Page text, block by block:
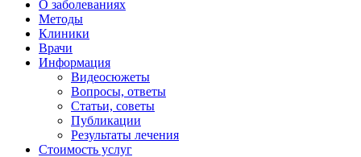
О заболеваниях
Методы
Клиники
Врачи
Информация
Видеосюжеты
Вопросы, ответы
Статьи, советы
Публикации
Результаты лечения
Стоимость услуг